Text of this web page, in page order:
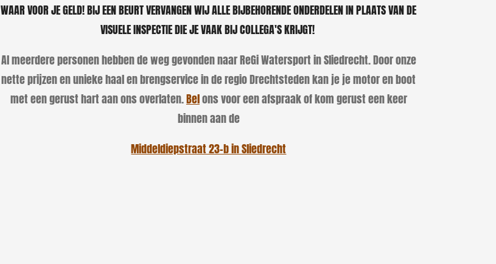
WAAR VOOR JE GELD! BIJ EEN BEURT VERVANGEN WIJ ALLE BIJBEHORENDE ONDERDELEN IN PLAATS VAN DE
VISUELE INSPECTIE DIE JE VAAK BIJ COLLEGA'S KRIJGT!
Al meerdere personen hebben de weg gevonden naar ReGi Watersport in Sliedrecht. Door onze
nette prijzen en unieke haal en brengservice in de regio Drechtsteden kan je je motor en boot
met een gerust hart aan ons overlaten.Belons voor een afspraak of kom gerust een keer
binnen aan de
Middeldiepstraat 23-b in Sliedrecht